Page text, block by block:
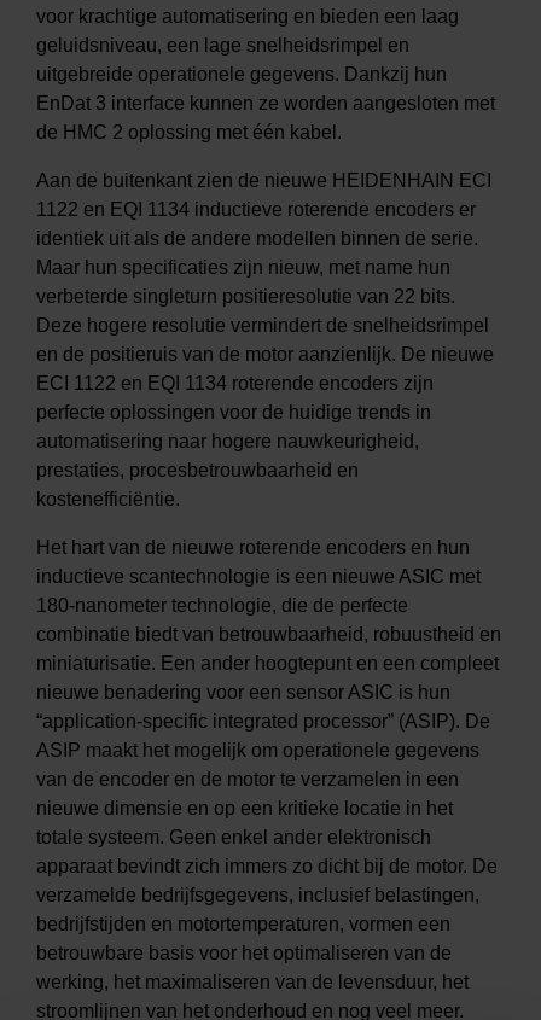
voor krachtige automatisering en bieden een laag
geluidsniveau, een lage snelheidsrimpel en
uitgebreide operationele gegevens. Dankzij hun
EnDat 3 interface kunnen ze worden aangesloten met
de HMC 2 oplossing met één kabel.
Aan de buitenkant zien de nieuwe HEIDENHAIN ECI
1122 en EQI 1134 inductieve roterende encoders er
identiek uit als de andere modellen binnen de serie.
Maar hun specificaties zijn nieuw, met name hun
verbeterde singleturn positieresolutie van 22 bits.
Deze hogere resolutie vermindert de snelheidsrimpel
en de positieruis van de motor aanzienlijk. De nieuwe
ECI 1122 en EQI 1134 roterende encoders zijn
perfecte oplossingen voor de huidige trends in
automatisering naar hogere nauwkeurigheid,
prestaties, procesbetrouwbaarheid en
kostenefficiëntie.
Het hart van de nieuwe roterende encoders en hun
inductieve scantechnologie is een nieuwe ASIC met
180-nanometer technologie, die de perfecte
combinatie biedt van betrouwbaarheid, robuustheid en
miniaturisatie. Een ander hoogtepunt en een compleet
nieuwe benadering voor een sensor ASIC is hun
“application-specific integrated processor” (ASIP). De
ASIP maakt het mogelijk om operationele gegevens
van de encoder en de motor te verzamelen in een
nieuwe dimensie en op een kritieke locatie in het
totale systeem. Geen enkel ander elektronisch
apparaat bevindt zich immers zo dicht bij de motor. De
verzamelde bedrijfsgegevens, inclusief belastingen,
bedrijfstijden en motortemperaturen, vormen een
betrouwbare basis voor het optimaliseren van de
werking, het maximaliseren van de levensduur, het
stroomlijnen van het onderhoud en nog veel meer.